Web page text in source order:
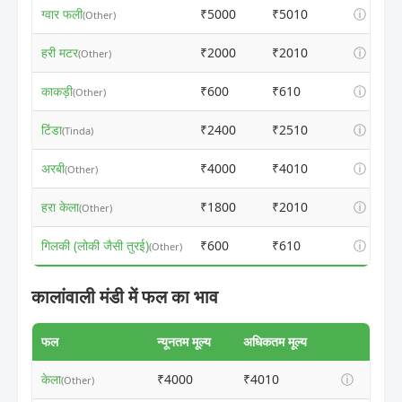
ग्वार फली(Other) ₹5000 ₹5010 ⓘ
हरी मटर(Other) ₹2000 ₹2010 ⓘ
काकड़ी(Other) ₹600 ₹610 ⓘ
टिंडा(Tinda) ₹2400 ₹2510 ⓘ
अरबी(Other) ₹4000 ₹4010 ⓘ
हरा केला(Other) ₹1800 ₹2010 ⓘ
गिलकी (लोकी जैसी तुरई)(Other) ₹600 ₹610 ⓘ
कालांवाली मंडी में फल का भाव
फल न्यूनतम मूल्य अधिकतम मूल्य
केला(Other) ₹4000 ₹4010 ⓘ